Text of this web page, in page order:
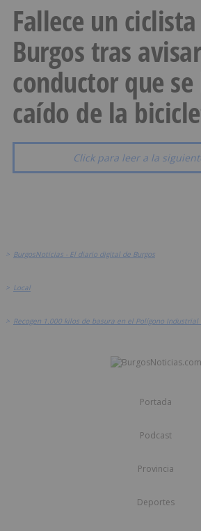
Fallece un
Burgos tras
conductor que
caído de la
Click para leer a la
> BurgosNoticias - El diario digital de Burgos
> Local
> Recogen 1.000 kilos de basura en el Polígono Industrial
Portada
Podcast
Provincia
Deportes